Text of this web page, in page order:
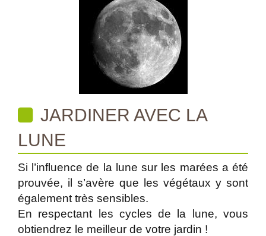
JARDINER AVEC LA
LUNE
Si l’influence de la lune sur les marées a été
prouvée, il s’avère que les végétaux y sont
également très sensibles.
En respectant les cycles de la lune, vous
obtiendrez le meilleur de votre jardin !